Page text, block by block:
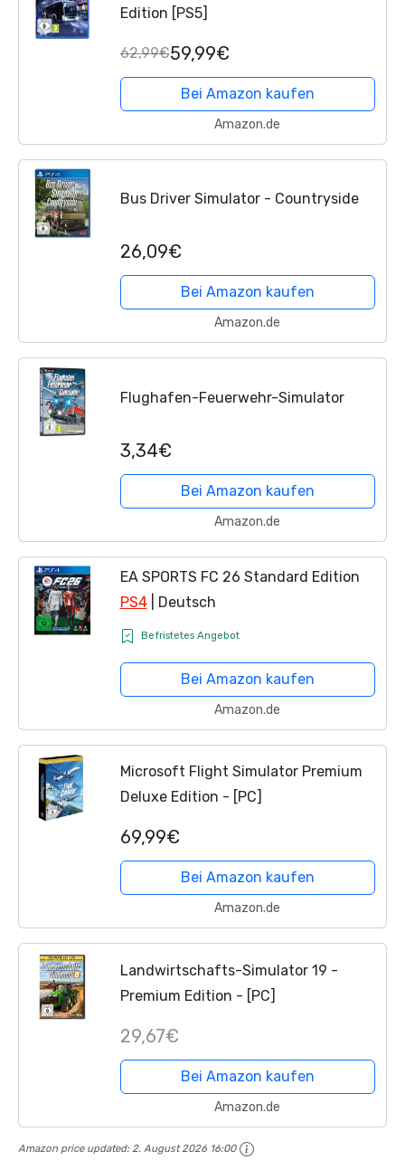
Edition [PS5]
62,99€59,99€
Bei Amazon kaufen
Amazon.de
Bus Driver Simulator - Countryside
26,09€
Bei Amazon kaufen
Amazon.de
Flughafen-Feuerwehr-Simulator
3,34€
Bei Amazon kaufen
Amazon.de
EA SPORTS FC 26 Standard Edition
PS4| Deutsch
Befristetes Angebot
Bei Amazon kaufen
Amazon.de
Microsoft Flight Simulator Premium
Deluxe Edition - [PC]
69,99€
Bei Amazon kaufen
Amazon.de
Landwirtschafts-Simulator 19 -
Premium Edition - [PC]
29,67€
Bei Amazon kaufen
Amazon.de
Amazon price updated: 2. August 2026 16:00